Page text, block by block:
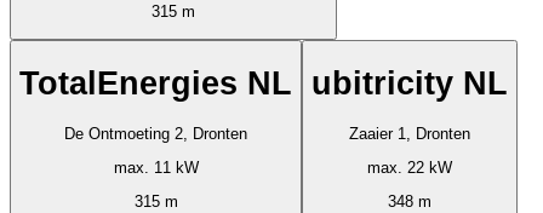
315 m
TotalEnergies NL
De Ontmoeting 2, Dronten
max. 11 kW
315 m
ubitricity NL
Zaaier 1, Dronten
max. 22 kW
348 m